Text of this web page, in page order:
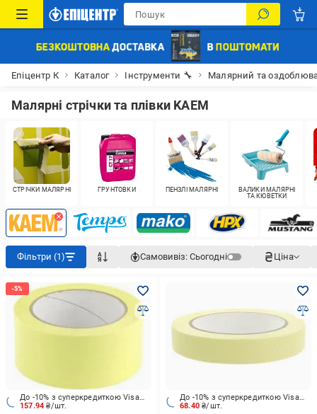
Епіцентр К Каталог Інструменти 🔧 Малярний та
Малярні стрічки та плівки KAEM
СТРІЧКИ МАЛЯРНІ ҐРУНТОВКИ ПЕНЗЛІ МАЛЯРНІ
ВАЛИКИ МАЛЯРНІ
ТА КЮВЕТКИ
Фільтри (1) Самовивіз: Сьогодні Ціна
157.94₴/шт.
До -10% з суперкредиткою Visa Вигода
68.40₴/шт.
До -10% з суперкредиткою Visa Вигода